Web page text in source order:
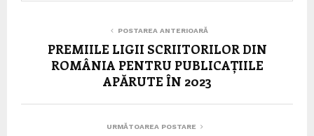
POSTAREA ANTERIOARĂ
PREMIILE LIGII SCRIITORILOR DIN
ROMÂNIA PENTRU PUBLICAȚIILE
APĂRUTE ÎN 2023
URMĂTOAREA POSTARE